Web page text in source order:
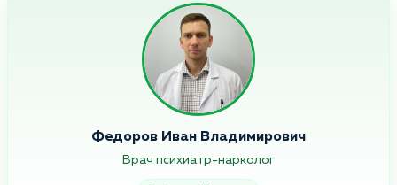
Федоров Иван Владимирович
Врач психиатр-нарколог